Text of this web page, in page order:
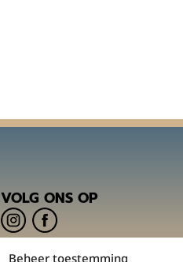
Beheer toestemming
VOLG ONS OP